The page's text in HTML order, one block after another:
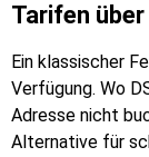
Tarifen über
Ein klassischer
Verfügung. Wo
Adresse nicht
Alternative für